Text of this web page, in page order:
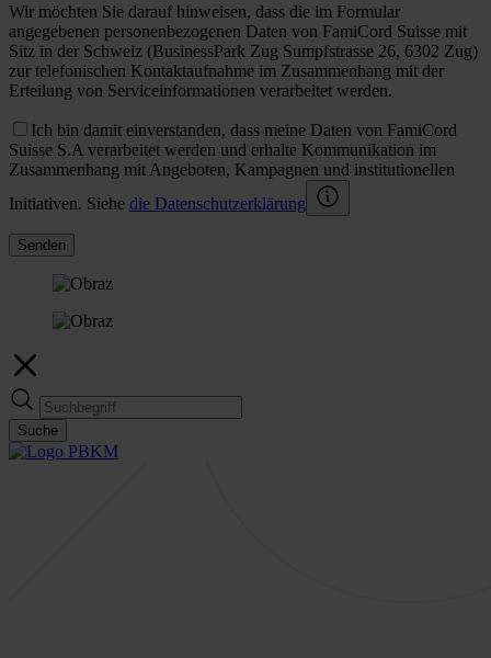
Wir möchten Sie darauf hinweisen, dass die im Formular
angegebenen personenbezogenen Daten von FamiCord Suisse mit
Sitz in der Schweiz (BusinessPark Zug Sumpfstrasse 26, 6302 Zug)
zur telefonischen Kontaktaufnahme im Zusammenhang mit der
Erteilung von Serviceinformationen verarbeitet werden.
Ich bin damit einverstanden, dass meine Daten von FamiCord
Suisse S.A verarbeitet werden und erhalte Kommunikation im
Zusammenhang mit Angeboten, Kampagnen und institutionellen
Initiativen. Siehe die Datenschutzerklärung
Senden
Suche